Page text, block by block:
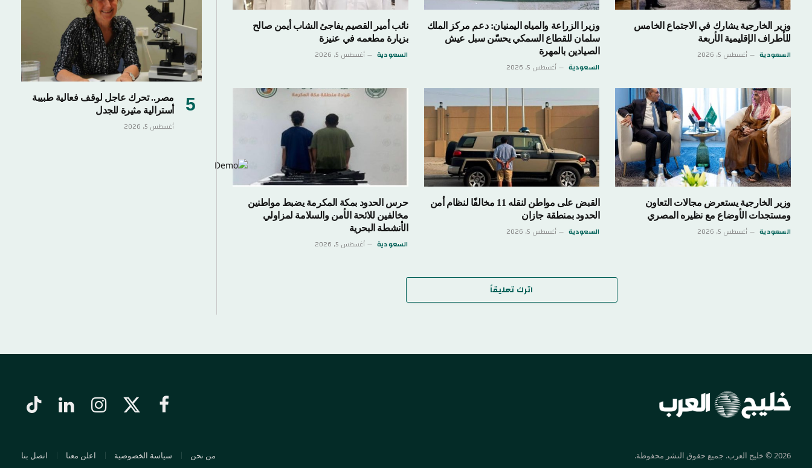
وزير الخارجية يشارك في الاجتماع الخامس
للأطراف الإقليمية الأربعة
السعودية أغسطس 5, 2026
وزيرا الزراعة والمياه اليمنيان: دعم مركز الملك
سلمان للقطاع السمكي يحسّن سبل عيش
الصيادين بالمهرة
السعودية أغسطس 5, 2026
نائب أمير القصيم يفاجئ الشاب أيمن صالح
بزيارة مطعمه في عنيزة
السعودية أغسطس 5, 2026
وزير الخارجية يستعرض مجالات التعاون
ومستجدات الأوضاع مع نظيره المصري
السعودية أغسطس 5, 2026
القبض على مواطن لنقله 11 مخالفًا لنظام أمن
الحدود بمنطقة جازان
السعودية أغسطس 5, 2026
حرس الحدود بمكة المكرمة يضبط مواطنين
مخالفين للائحة الأمن والسلامة لمزاولي
الأنشطة البحرية
السعودية أغسطس 5, 2026
اترك تعليقاً
مصر.. تحرك عاجل لوقف فعالية طبيبة
أسترالية مثيرة للجدل
أغسطس 5, 2026
فيسبوك X
الانستغراملينكدإن تيكتوك
2026 © خليج العرب. جميع حقوق النشر محفوظة. من نحن سياسة الخصوصية اعلن معنا اتصل بنا